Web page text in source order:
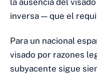
la ausencia del
inversa — que el
Para un nacional
visado por razones
subyacente sigue